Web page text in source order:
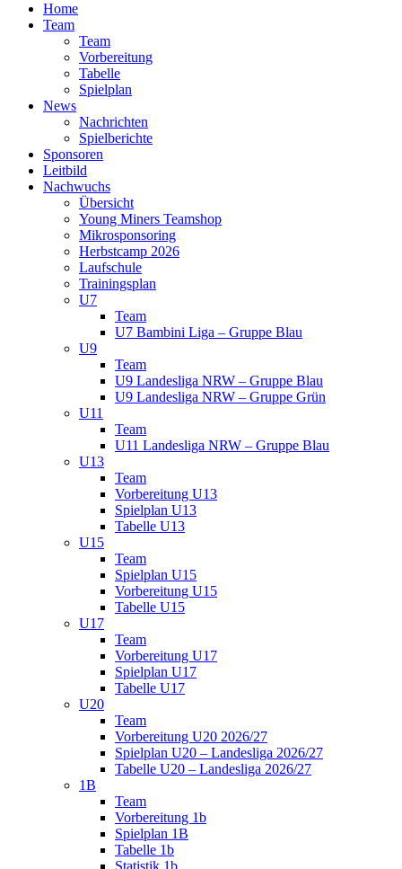
Home
Team
Team
Vorbereitung
Tabelle
Spielplan
News
Nachrichten
Spielberichte
Sponsoren
Leitbild
Nachwuchs
Übersicht
Young Miners Teamshop
Mikrosponsoring
Herbstcamp 2026
Laufschule
Trainingsplan
U7
Team
U7 Bambini Liga – Gruppe Blau
U9
Team
U9 Landesliga NRW – Gruppe Blau
U9 Landesliga NRW – Gruppe Grün
U11
Team
U11 Landesliga NRW – Gruppe Blau
U13
Team
Vorbereitung U13
Spielplan U13
Tabelle U13
U15
Team
Spielplan U15
Vorbereitung U15
Tabelle U15
U17
Team
Vorbereitung U17
Spielplan U17
Tabelle U17
U20
Team
Vorbereitung U20 2026/27
Spielplan U20 – Landesliga 2026/27
Tabelle U20 – Landesliga 2026/27
1B
Team
Vorbereitung 1b
Spielplan 1B
Tabelle 1b
Statistik 1b